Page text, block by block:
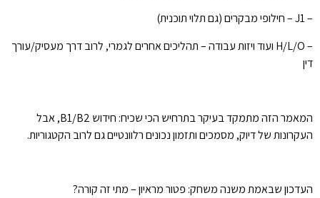
– J1 – חילופי מבקרים (גם תלוי תוכנית)
– H/L/O ועוד ויזות עבודה – תהליכים אחרים לגמרי, לרוב דרך מעסיק/עורך
דין
המאמר הזה מתמקד בעיקר בתרחיש הכי שכיח: חידוש B1/B2, אבל
העקרונות של דיוק, מסמכים ותזמון נכונים רלוונטיים גם לרוב הקטגוריות.
העדכון שבאמת משנה משחק: פטור מראיון – מתי זה קורה?